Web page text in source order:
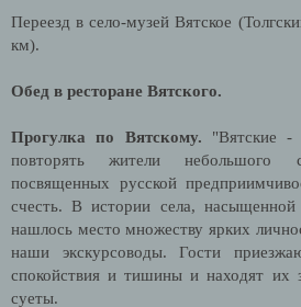
Переезд в село-музей Вятское
км).
Обед в ресторане Вятского.
Прогулка по Вятскому. "Вятские -
повторять жители небольшого
посвященных русской
счесть. В истории села,
нашлось место множеству ярких
наши экскурсоводы. Гости
спокойствия и тишины и находят их
суеты.